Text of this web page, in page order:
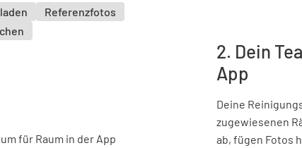
Referenzfotos
2. Dein
App
Deine
zugewiesenen
ab, fügen Fotos